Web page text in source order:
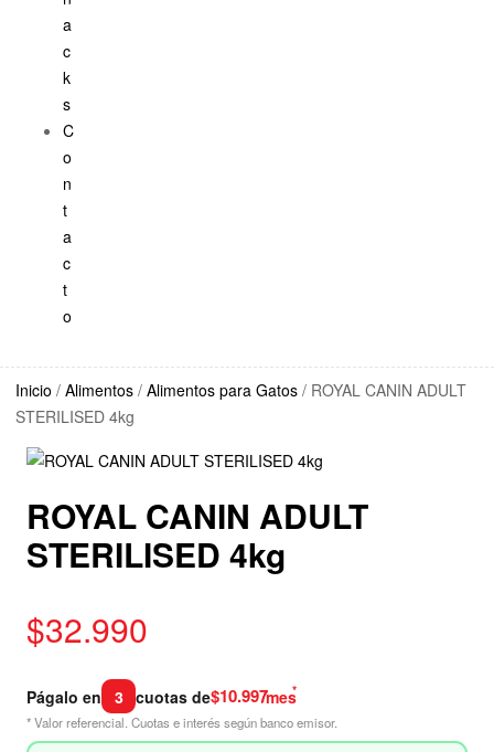
a
c
k
s
C
o
n
t
a
c
t
o
Inicio / Alimentos / Alimentos para Gatos / ROYAL CANIN ADULT
STERILISED 4kg
ROYAL CANIN ADULT
STERILISED 4kg
$32.990
Págalo en 3 cuotas de$10.997/mes*
* Valor referencial. Cuotas e interés según banco emisor.